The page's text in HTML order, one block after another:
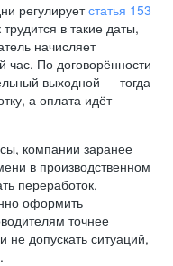
регулируетстатья 153
в такие даты,
начисляет
час. По договорённости
выходной — тогда
а оплата идёт
компании заранее
в производственном
переработок,
оформить
точнее
не допускать ситуаций,